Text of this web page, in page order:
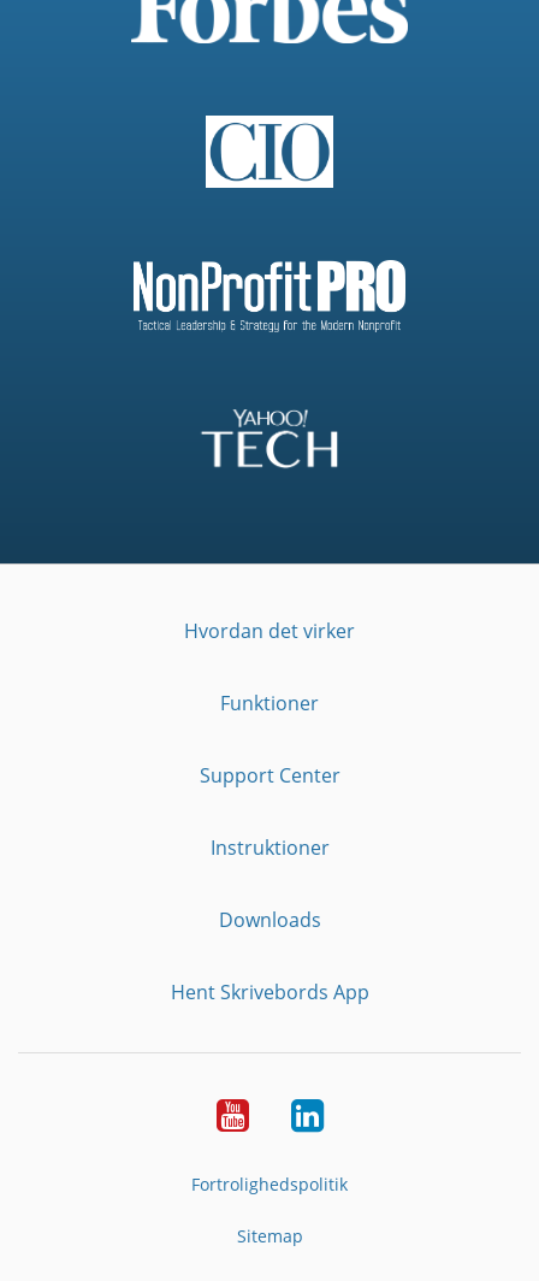
Hvordan det virker
Funktioner
Support Center
Instruktioner
Downloads
Hent Skrivebords App
YouTubeLinkedIn
Fortrolighedspolitik
Sitemap